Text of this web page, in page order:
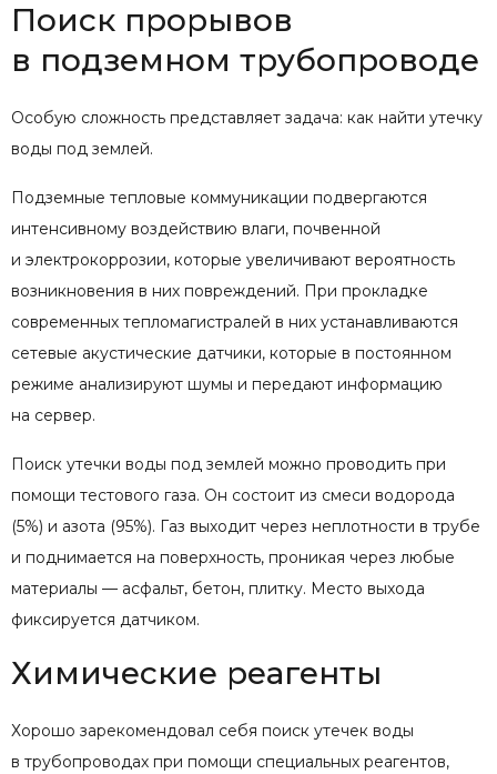
Поиск прорывов
в подземном трубопроводе
Особую сложность представляет задача: как найти утечку
воды под землей.
Подземные тепловые коммуникации подвергаются
интенсивному воздействию влаги, почвенной
и электрокоррозии, которые увеличивают вероятность
возникновения в них повреждений. При прокладке
современных тепломагистралей в них устанавливаются
сетевые акустические датчики, которые в постоянном
режиме анализируют шумы и передают информацию
на сервер.
Поиск утечки воды под землей можно проводить при
помощи тестового газа. Он состоит из смеси водорода
(5%) и азота (95%). Газ выходит через неплотности в трубе
и поднимается на поверхность, проникая через любые
материалы — асфальт, бетон, плитку. Место выхода
фиксируется датчиком.
Химические реагенты
Хорошо зарекомендовал себя поиск утечек воды
в трубопроводах при помощи специальных реагентов,